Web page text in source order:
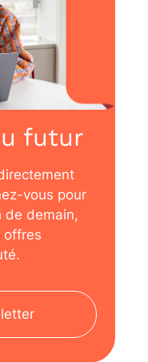
futur
vous pour
de demain,
offres